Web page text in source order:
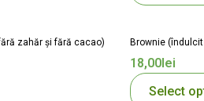
zahăr și fără cacao) Brownie
18,00lei
Select